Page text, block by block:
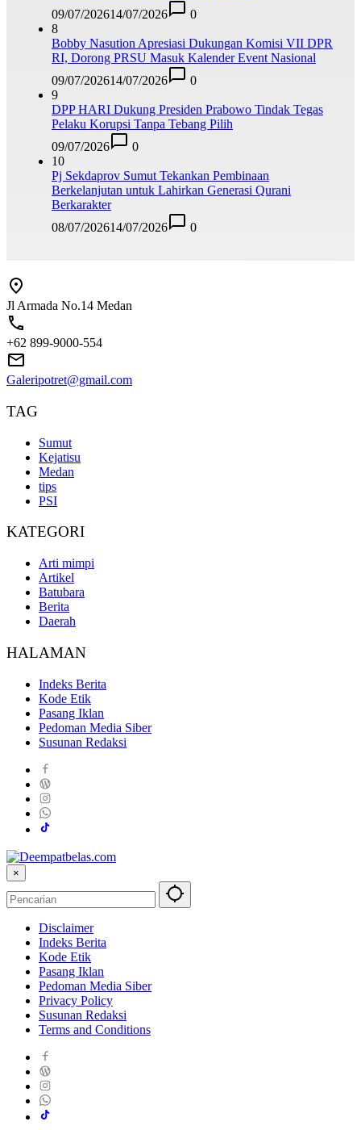
09/07/202614/07/2026
0
8
Bobby Nasution Apresiasi Dukungan Komisi VII DPR
RI, Dorong PRSU Masuk Kalender Event Nasional
09/07/202614/07/2026
0
9
DPP HARI Dukung Presiden Prabowo Tindak Tegas
Pelaku Korupsi Tanpa Tebang Pilih
09/07/2026
0
10
Pj Sekdaprov Sumut Tekankan Pembinaan
Berkelanjutan untuk Lahirkan Generasi Qurani
Berkarakter
08/07/202614/07/2026 0
Jl Armada No.14 Medan
+62 899-9000-554
Galeripotret@gmail.com
TAG
Sumut
Kejatisu
Medan
tips
PSI
KATEGORI
Arti mimpi
Artikel
Batubara
Berita
Daerah
HALAMAN
Indeks Berita
Kode Etik
Pasang Iklan
Pedoman Media Siber
Susunan Redaksi
×
Disclaimer
Indeks Berita
Kode Etik
Pasang Iklan
Pedoman Media Siber
Privacy Policy
Susunan Redaksi
Terms and Conditions